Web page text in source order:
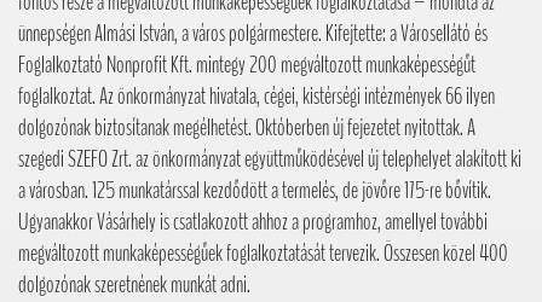
ünnepségen Almási István, a város polgármestere. Kifejtette: a Városellátó és
Foglalkoztató Nonprofit Kft. mintegy 200 megváltozott munkaképességűt
foglalkoztat. Az önkormányzat hivatala, cégei, kistérségi intézmények 66 ilyen
dolgozónak biztosítanak megélhetést. Októberben új fejezetet nyitottak. A
szegedi SZEFO Zrt. az önkormányzat együttműködésével új telephelyet alakított ki
a városban. 125 munkatárssal kezdődött a termelés, de jövőre 175-re bővítik.
Ugyanakkor Vásárhely is csatlakozott ahhoz a programhoz, amellyel további
megváltozott munkaképességűek foglalkoztatását tervezik. Összesen közel 400
dolgozónak szeretnének munkát adni.